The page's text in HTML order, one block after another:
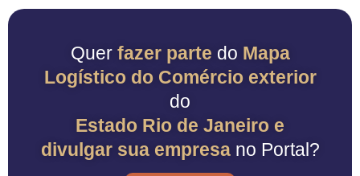
Quer fazer parte do Mapa
Logístico do Comércio exterior
do
Estado Rio de Janeiro e
divulgar sua empresano Portal?